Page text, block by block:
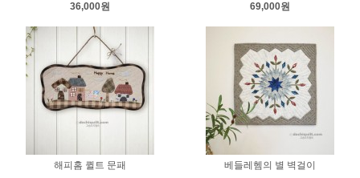
36,000원
69,000원
해피홈 퀼트 문패
베들레헴의 별 벽걸이